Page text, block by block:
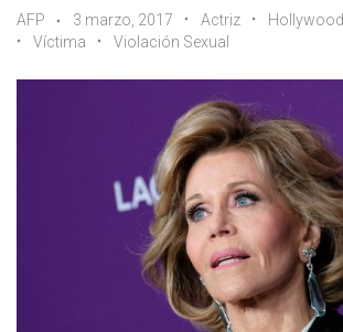
AFP 3 marzo, 2017 Actriz Hollywood
Víctima
Violación Sexual